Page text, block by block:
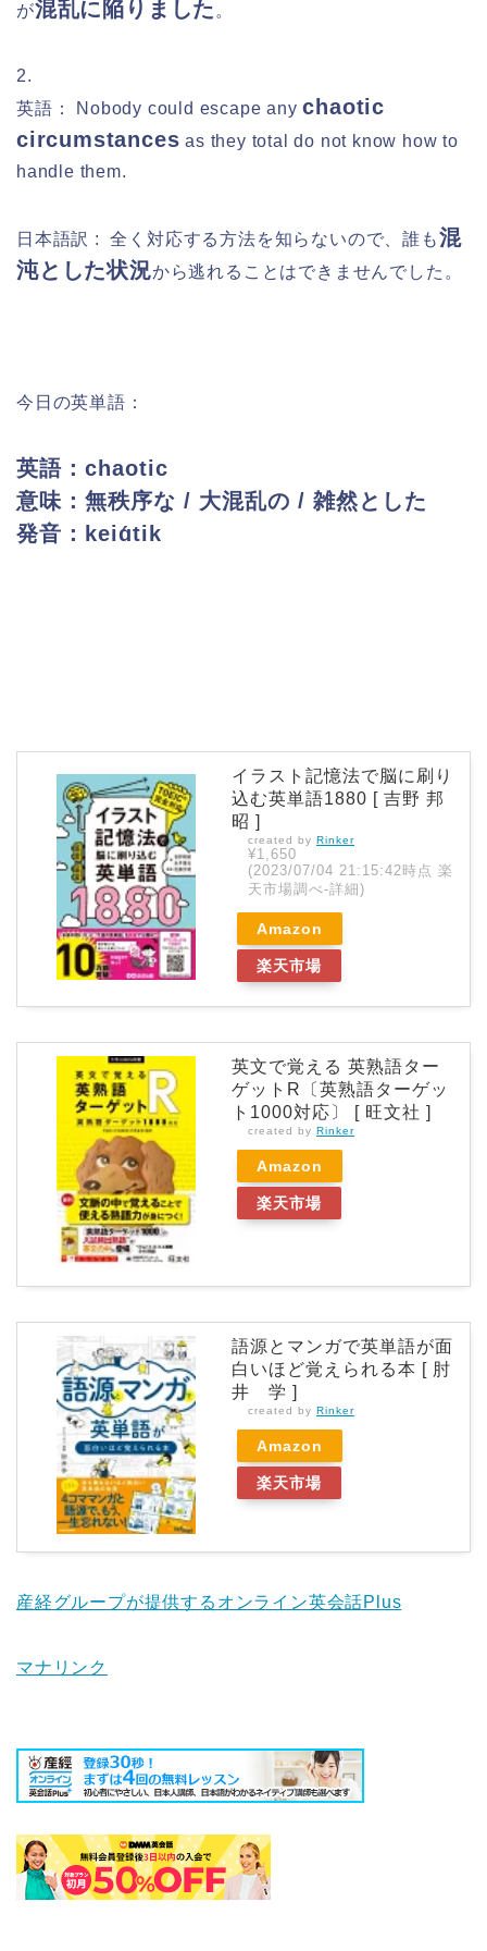
が混乱に陥りました 。
2.
英語： Nobody could escape anychaotic
circumstances as they total do not know how to
handle them.
日本語訳 :全く対応する方法を知らないので、誰も混
沌とした状況から逃れることはできませんでした。
今日の英単語：
英語：chaotic
意味：無秩序な / 大混乱の / 雑然とした
発音：keiɑ́tik
イラスト記憶法で脳に刷り
込む英単語1880 [ 吉野 邦
昭 ]
created by Rinker
¥1,650
(2023/07/04 21:15:42時点 楽
天市場調べ-詳細)
Amazon
楽天市場
英文で覚える 英熟語ター
ゲットR〔英熟語ターゲッ
ト1000対応〕 [ 旺文社 ]
created by Rinker
Amazon
楽天市場
語源とマンガで英単語が面
白いほど覚えられる本 [ 肘
井 学 ]
created by Rinker
Amazon
楽天市場
産経グループが提供するオンライン英会話Plus
マナリンク